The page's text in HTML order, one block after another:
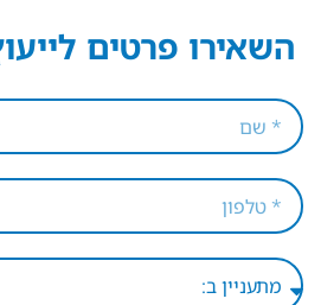
השאירו פרטים